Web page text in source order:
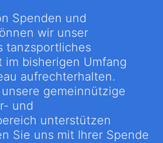
Spenden und
wir unser
tanzsportliches
im bisherigen Umfang
aufrechterhalten.
gemeinnützige
und
unterstützen
Sie uns mit Ihrer Spende